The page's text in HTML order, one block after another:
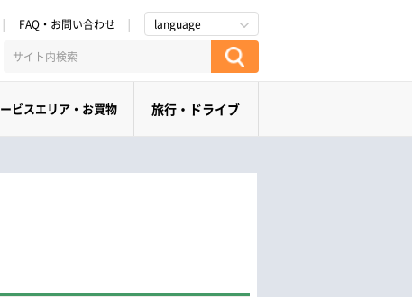
FAQ・お問い合わせ language
ビスエリア・お買物 旅行・ドライブ